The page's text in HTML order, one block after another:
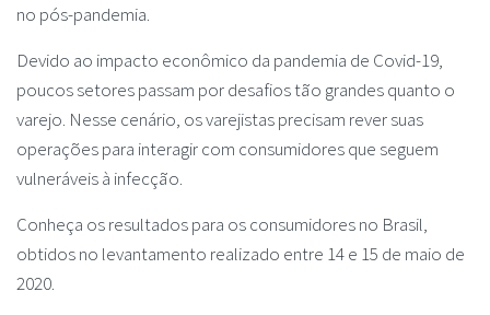
no pós-pandemia.
Devido ao impacto econômico da pandemia de Covid-19,
poucos setores passam por desafios tão grandes quanto o
varejo. Nesse cenário, os varejistas precisam rever suas
operações para interagir com consumidores que seguem
vulneráveis à infecção.
Conheça os resultados para os consumidores no Brasil,
obtidos no levantamento realizado entre 14 e 15 de maio de
2020.